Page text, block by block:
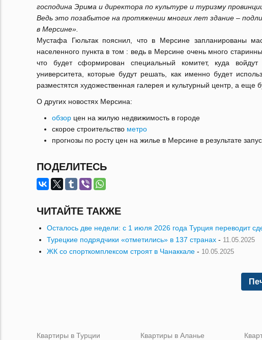
господина Эрима и директора по культуре и туризму
Ведь это позабытое на протяжении многих лет здание –
в Мерсине».
Мустафа Гюльтак пояснил, что в Мерсине запланированы
населенного пункта в том : ведь в Мерсине очень много
что будет сформирован специальный комитет, куда
университета, которые будут решать, как именно будет
разместятся художественная галерея и культурный центр, а
О других новостях Мерсина:
обзор цен на жилую недвижимость в городе
скорое строительство метро
прогнозы по росту цен на жилье в Мерсине в результате
ПОДЕЛИТЕСЬ
ЧИТАЙТЕ ТАКЖЕ
Осталось две недели: с 1 июля 2026 года Турция переводит
Турецкие подрядчики «отметились» в 137 странах - 11.05.2025
ЖК со спорткомплексом строят в Чанаккале - 10.05.2025
Квартиры в Турции
Квартиры в Аланье